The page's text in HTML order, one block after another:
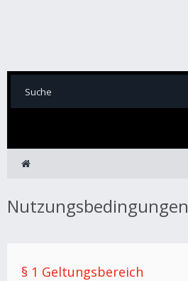
Nutzungsbedingungen
§ 1 Geltungsbereich